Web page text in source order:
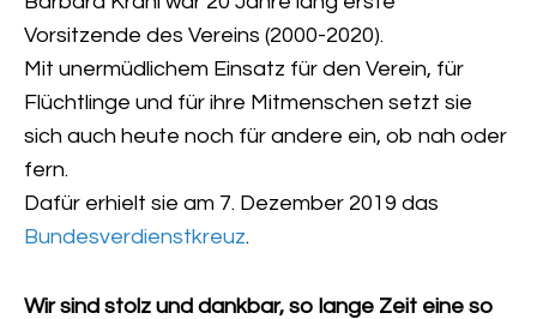
Vorsitzende des Vereins (2000-2020).
Mit unermüdlichem Einsatz für den Verein, für
Flüchtlinge und für ihre Mitmenschen setzt sie
sich auch heute noch für andere ein, ob nah oder
fern.
Dafür erhielt sie am 7. Dezember 2019 das
Bundesverdienstkreuz.
Wir sind stolz und dankbar, so lange Zeit eine so